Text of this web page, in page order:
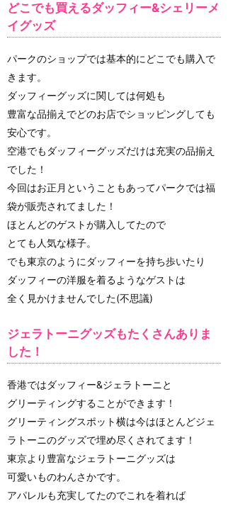
どこでも買えるダッフィー&シェリーメ
イグッズ
パークのショップでは基本的にどこでも購入で
きます。
ダッフィーグッズに関しては何処も
豊富な品揃えでどのお店でショッピングしても
安心です。
空港でもダッフィーグッズだけは充実の品揃え
でした！
今回はお正月ということもあってパークでは福
袋が販売されてました！
ほとんどのゲストが購入してたので
とても人気な様子。
でも東京のようにダッフィーを持ち歩いたり
ダッフィーの洋服を着るようなゲストは
全く見かけませんでした(不思議)
ジェラトーニグッズもたくさんありま
した！
香港ではダッフィー&ジェラトーニと
グリーティングすることができます！
グリーティングスポット横は今はほとんどジェ
ラトーニのグッズで埋め尽くされてます！
東京より豊富なジェラトーニグッズは
可愛いものわんさかです。
アパレルも充実してたのでこれを着れば